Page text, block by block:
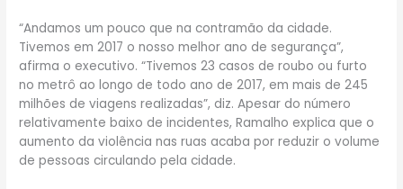
“Andamos um pouco que na contramão da cidade.
Tivemos em 2017 o nosso melhor ano de segurança”,
afirma o executivo. “Tivemos 23 casos de roubo ou furto
no metrô ao longo de todo ano de 2017, em mais de 245
milhões de viagens realizadas”, diz. Apesar do número
relativamente baixo de incidentes, Ramalho explica que o
aumento da violência nas ruas acaba por reduzir o volume
de pessoas circulando pela cidade.